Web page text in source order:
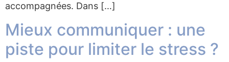
accompagnées. Dans […]
Mieux communiquer : une
piste pour limiter le stress ?